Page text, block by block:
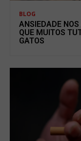
BLOG
ANSIEDADE
QUE MUITOS
GATOS